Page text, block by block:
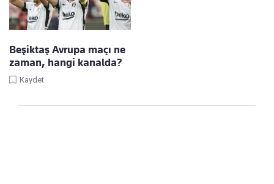
Beşiktaş Avrupa maçı ne
zaman, hangi kanalda?
Kaydet